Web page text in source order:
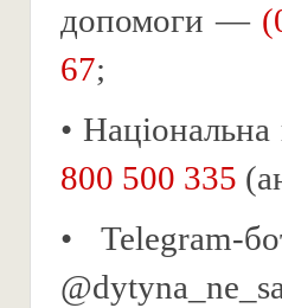
допомоги —
67;
•
800 500 335
• Telegram-